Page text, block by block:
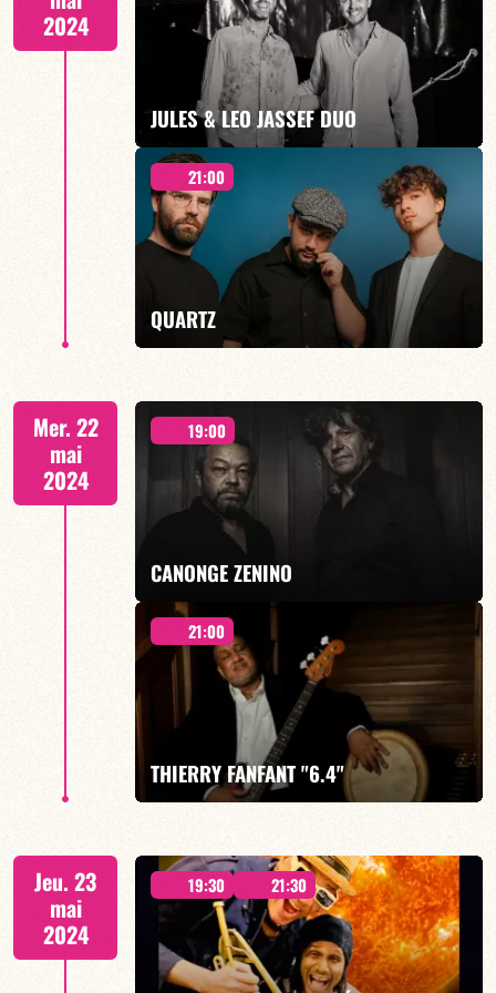
EN SAVOIR PLUS
2024
JULES & LEO JASSEF DUO
CONCERT A 19h00
21:00
QUARTZ
Mer. 22
mai
2024
19:00
CANONGE ZENINO
Duo Jazz - 19h00
21:00
THIERRY FANFANT "6.4"
CONCERT A 21h00
Jeu. 23
mai
2024
19:30 21:30